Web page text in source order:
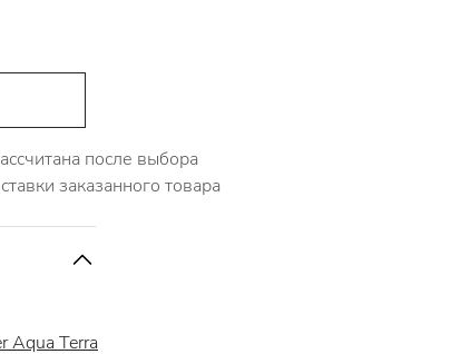
после выбора
заказанного товара
Aqua Terra